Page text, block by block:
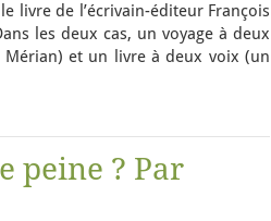
livre de l’écrivain-éditeur François
les deux cas, un voyage à deux
Mérian) et un livre à deux voix (un
peine ? Par